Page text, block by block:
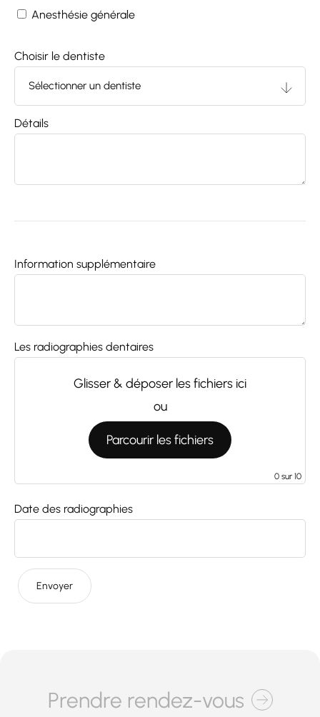
Anesthésie générale
Choisir le dentiste
Détails
Information supplémentaire
Les radiographies dentaires
Glisser & déposer les fichiers ici
ou
Parcourir les fichiers
0 sur 10
Date des radiographies
Prendre rendez-vous